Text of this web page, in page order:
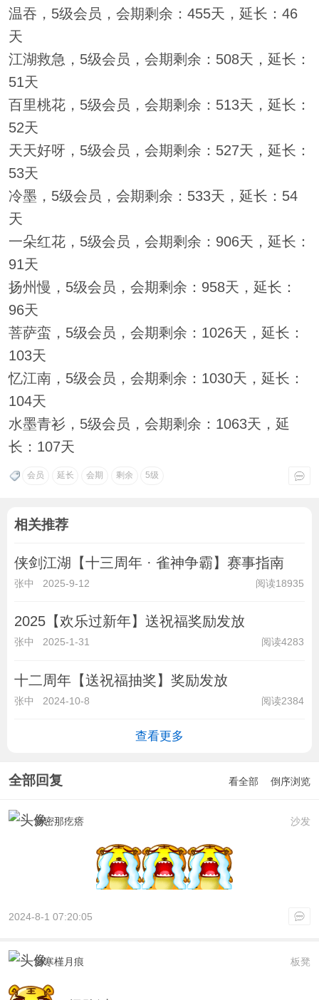
温吞，5级会员，会期剩余：455天，延长：46
天
江湖救急，5级会员，会期剩余：508天，延长：
51天
百里桃花，5级会员，会期剩余：513天，延长：
52天
天天好呀，5级会员，会期剩余：527天，延长：
53天
冷墨，5级会员，会期剩余：533天，延长：54
天
一朵红花，5级会员，会期剩余：906天，延长：
91天
扬州慢，5级会员，会期剩余：958天，延长：
96天
菩萨蛮，5级会员，会期剩余：1026天，延长：
103天
忆江南，5级会员，会期剩余：1030天，延长：
104天
水墨青衫，5级会员，会期剩余：1063天，延
长：107天
会员 延长 会期 剩余 5级
相关推荐
侠剑江湖【十三周年 · 雀神争霸】赛事指南
张中 2025-9-12 阅读18935
2025【欢乐过新年】送祝福奖励发放
张中 2025-1-31 阅读4283
十二周年【送祝福抽奖】奖励发放
张中 2024-10-8 阅读2384
查看更多
全部回复 看全部 倒序浏览
沙发
新密那疙瘩
2024-8-1 07:20:05
板凳
影寒槿月痕